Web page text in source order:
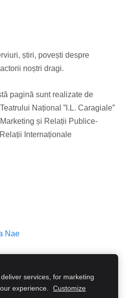
știri, povești despre
noștri dragi.
pagină sunt realizate de
Național ”I.L. Caragiale”
și Relații Publice-
Internaționale
Nae
Cookies
services, for marketing
experience.
Customize